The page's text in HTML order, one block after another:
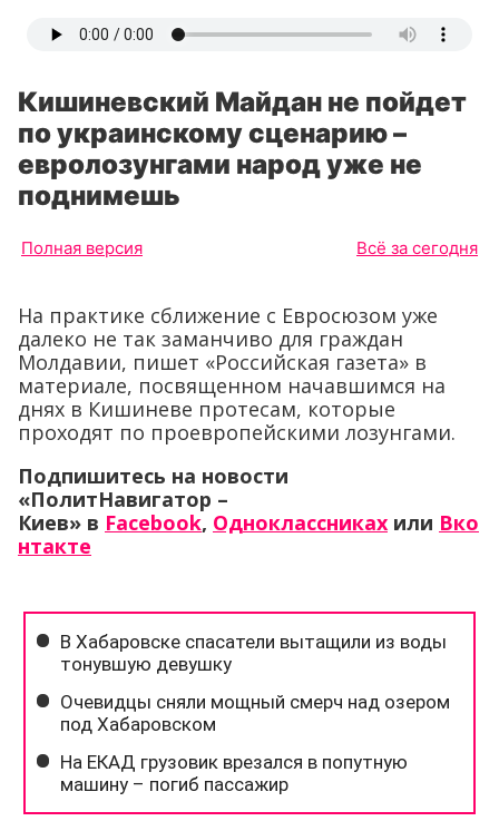
Кишиневский Майдан не пойдет
по украинскому сценарию –
евролозунгами народ уже не
поднимешь
Полная версия Всё за сегодня
На практике сближение с Евросюзом уже
далеко не так заманчиво для граждан
Молдавии, пишет «Российская газета» в
материале, посвященном начавшимся на
днях в Кишиневе протесам, которые
проходят по проевропейскими лозунгами.
Подпишитесь на новости
«ПолитНавигатор –
Киев» в Facebook, Одноклассниках или Вко
нтакте